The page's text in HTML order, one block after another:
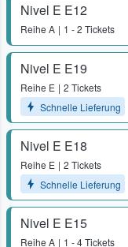
Nivel E E12
Reihe A 1 - 2 Tickets
Nivel E E19
Reihe E
2 Tickets
Schnelle Lieferung
Nivel E E18
Reihe E
2 Tickets
Schnelle Lieferung
Nivel E E15
Reihe A 1 - 4 Tickets